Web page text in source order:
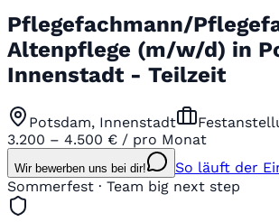
Pflegefachmann/
Altenpflege (m/w/d) in
Innenstadt - Teilzeit
Potsdam, Innenstadt
3.200 – 4.500 € / pro Monat
Wir bewerben uns bei dir!
So läuft der
Sommerfest · Team big next step